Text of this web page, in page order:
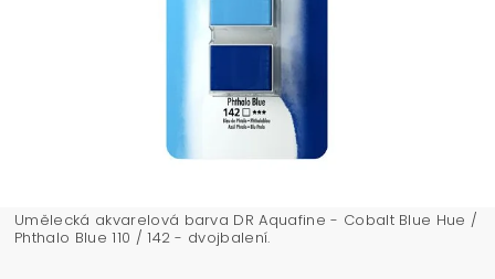
Umělecká akvarelová barva DR Aquafine - Cobalt Blue Hue /
Phthalo Blue 110 / 142 - dvojbalení.